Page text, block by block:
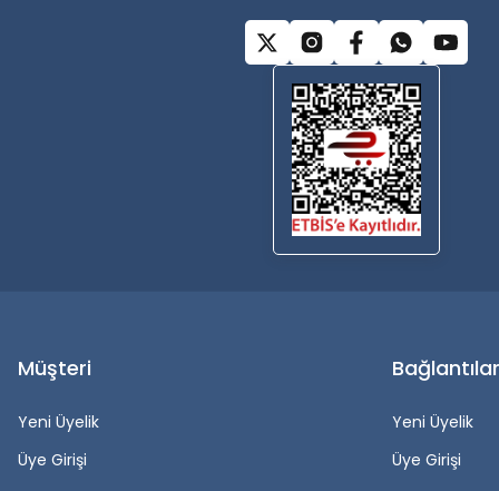
Müşteri
Yeni Üyelik
Üye Girişi
Bağlantılar
Yeni Üyelik
Üye Girişi